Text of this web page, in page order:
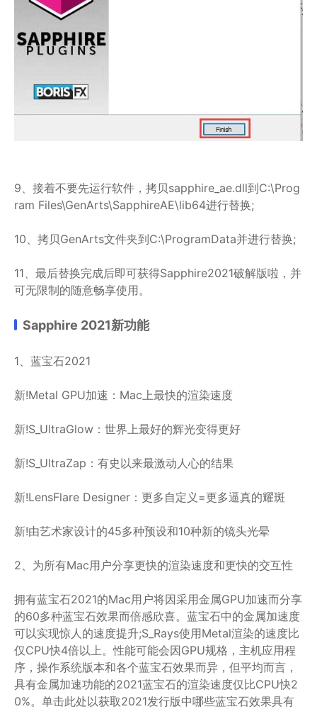
9、接着不要先运行软件，拷贝sapphire_ae.dll到C:\Prog
ram Files\GenArts\SapphireAE\lib64进行替换;
10、拷贝GenArts文件夹到C:\ProgramData并进行替换;
11、最后替换完成后即可获得Sapphire2021破解版啦，并
可无限制的随意畅享使用。
Sapphire 2021新功能
1、蓝宝石2021
新!Metal GPU加速：Mac上最快的渲染速度
新!S_UltraGlow：世界上最好的辉光变得更好
新!S_UltraZap：有史以来最激动人心的结果
新!LensFlare Designer：更多自定义=更多逼真的耀斑
新!由艺术家设计的45多种预设和10种新的镜头光晕
2、为所有Mac用户分享更快的渲染速度和更快的交互性
拥有蓝宝石2021的Mac用户将因采用金属GPU加速而分享
的60多种蓝宝石效果而倍感欣喜。蓝宝石中的金属加速度
可以实现惊人的速度提升;S_Rays使用Metal渲染的速度比
仅CPU快4倍以上。性能可能会因GPU规格，主机应用程
序，操作系统版本和各个蓝宝石效果而异，但平均而言，
具有金属加速功能的2021蓝宝石的渲染速度仅比CPU快2
0%。单击此处以获取2021发行版中哪些蓝宝石效果具有